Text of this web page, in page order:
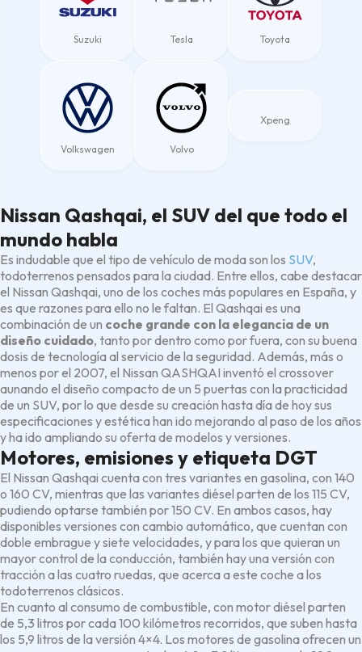
Suzuki Tesla Toyota
Volkswagen Volvo
Xpeng
Nissan Qashqai, el SUV del que todo el
mundo habla
Es indudable que el tipo de vehículo de moda son los SUV,
todoterrenos pensados para la ciudad. Entre ellos, cabe destacar
el Nissan Qashqai, uno de los coches más populares en España, y
es que razones para ello no le faltan. El Qashqai es una
combinación de un coche grande con la elegancia de un
diseño cuidado, tanto por dentro como por fuera, con su buena
dosis de tecnología al servicio de la seguridad. Además, más o
menos por el 2007, el Nissan QASHQAI inventó el crossover
aunando el diseño compacto de un 5 puertas con la practicidad
de un SUV, por lo que desde su creación hasta día de hoy sus
especificaciones y estética han ido mejorando al paso de los años
y ha ido ampliando su oferta de modelos y versiones.
Motores, emisiones y etiqueta DGT
El Nissan Qashqai cuenta con tres variantes en gasolina, con 140
o 160 CV, mientras que las variantes diésel parten de los 115 CV,
pudiendo optarse también por 150 CV. En ambos casos, hay
disponibles versiones con cambio automático, que cuentan con
doble embrague y siete velocidades, y para los que quieran un
mayor control de la conducción, también hay una versión con
tracción a las cuatro ruedas, que acerca a este coche a los
todoterrenos clásicos.
En cuanto al consumo de combustible, con motor diésel parten
de 5,3 litros por cada 100 kilómetros recorridos, que suben hasta
los 5,9 litros de la versión 4×4. Los motores de gasolina ofrecen un